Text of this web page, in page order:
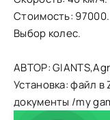
Стоимость: 97000.
Выбор колес.
АВТОР:
Установка: файл в
документы /my